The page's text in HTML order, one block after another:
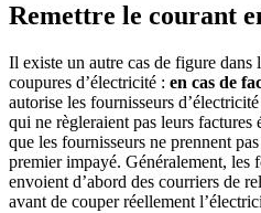
Remettre le courant
Il existe un autre cas de figure dans
coupures d’électricité : en cas de
autorise les fournisseurs
qui ne règleraient pas leurs factures
que les fournisseurs ne prennent
premier impayé. Généralement, les
envoient d’abord des courriers de
avant de couper réellement